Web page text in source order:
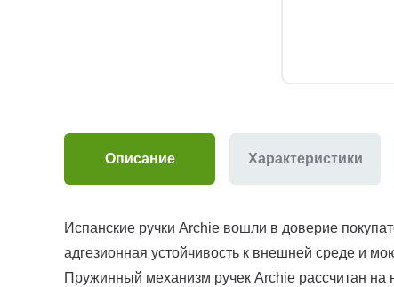
Описание Характеристики
Испанские ручки Archie вошли в доверие
адгезионная устойчивость к внешней среде и
Пружинный механизм ручек Archie рассчитан на